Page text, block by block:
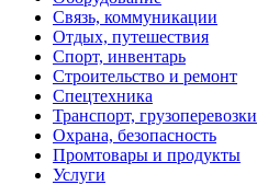
Связь, коммуникации
Отдых, путешествия
Спорт, инвентарь
Строительство и ремонт
Спецтехника
Транспорт, грузоперевозки
Охрана, безопасность
Промтовары и продукты
Услуги